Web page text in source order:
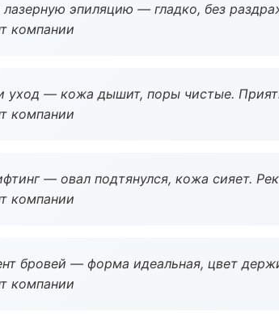
лазерную эпиляцию — гладко, без
компании
уход — кожа дышит, поры чистые.
компании
— овал подтянулся, кожа сияет.
компании
бровей — форма идеальная, цвет
компании